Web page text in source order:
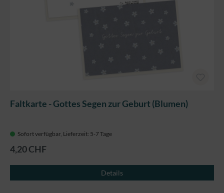
Faltkarte - Gottes Segen zur Geburt (Blumen)
Sofort verfügbar, Lieferzeit: 5-7 Tage
4,20 CHF
Details